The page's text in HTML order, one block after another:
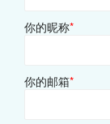
你的昵称*
你的邮箱*